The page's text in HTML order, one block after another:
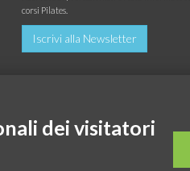
corsi Pilates.
Iscrivi alla Newsletter
dei visitatori